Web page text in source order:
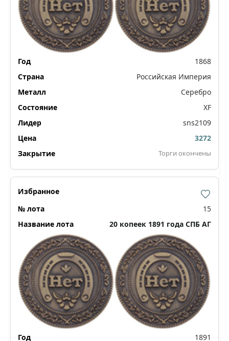
1868
Российская Империя
Серебро
XF
sns2109
3272
Торги окончены
15
20 копеек 1891 года СПБ АГ
1891